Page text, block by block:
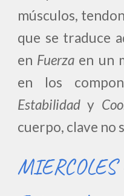
músculos,
que se traduce
en Fuerza en un
en los
Estabilidad y
cuerpo, clave no
MIERCOLES